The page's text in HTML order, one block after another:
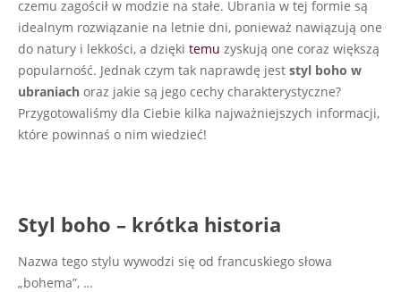
czemu zagościł w modzie na stałe. Ubrania w tej formie są
idealnym rozwiązanie na letnie dni, ponieważ nawiązują one
do natury i lekkości, a dzięki temu zyskują one coraz większą
popularność. Jednak czym tak naprawdę jest styl boho w
ubraniach oraz jakie są jego cechy charakterystyczne?
Przygotowaliśmy dla Ciebie kilka najważniejszych informacji,
które powinnaś o nim wiedzieć!
Styl boho – krótka historia
Nazwa tego stylu wywodzi się od francuskiego słowa
„bohema”, …